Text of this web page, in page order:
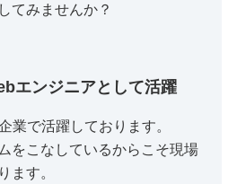
てみませんか？
エンジニアとして活躍
業で活躍しております。
をこなしているからこそ現場
ます。